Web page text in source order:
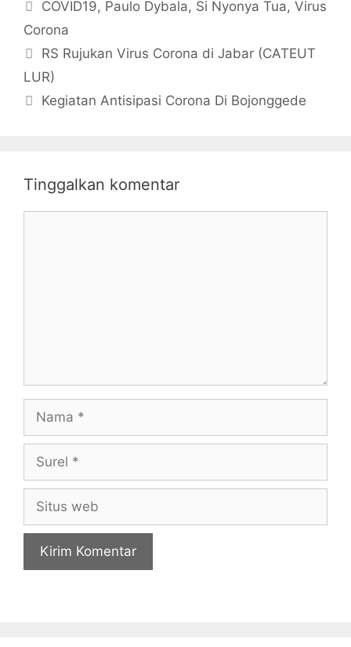
Tag
COVID19, Paulo Dybala, Si Nyonya Tua,Virus
Corona
RS Rujukan Virus Corona di Jabar (CATEUT
LUR)
Kegiatan Antisipasi Corona Di Bojonggede
Tinggalkan komentar
Nama
Surel
Situs
web